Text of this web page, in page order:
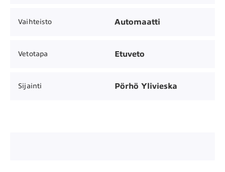
Vaihteisto Automaatti
Vetotapa Etuveto
Sijainti Pörhö Ylivieska